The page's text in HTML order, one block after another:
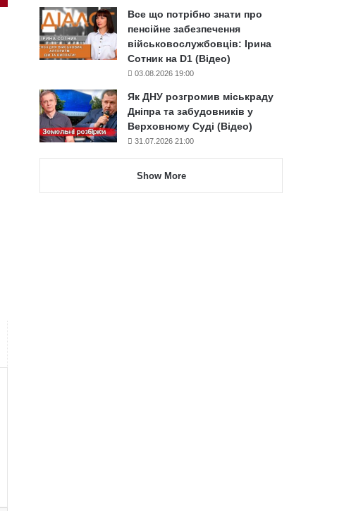
Все що потрібно знати про
пенсійне забезпечення
військовослужбовців: Ірина
Сотник на D1 (Відео)
03.08.2026 19:00
Як ДНУ розгромив міськраду
Дніпра та забудовників у
Верховному Суді (Відео)
31.07.2026 21:00
Show More